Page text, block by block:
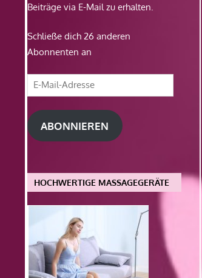
Beiträge via E-Mail zu erhalten.
Schließe dich 26 anderen
Abonnenten an
E-
Mail-
Adresse
ABONNIEREN
HOCHWERTIGE MASSAGEGERÄTE